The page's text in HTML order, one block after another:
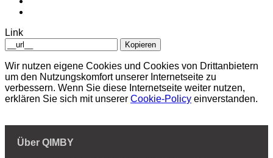
Link
Kopieren
Wir nutzen eigene Cookies und Cookies von Drittanbietern
um den Nutzungskomfort unserer Internetseite zu
verbessern. Wenn Sie diese Internetseite weiter nutzen,
erklären Sie sich mit unserer Cookie-Policy einverstanden.
Über QIMBY